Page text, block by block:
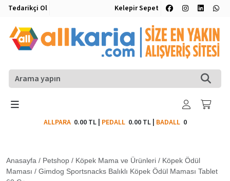
Tedarikçi Ol Kelepir Sepet
ALLPARA 0.00 TL| PEDALL 0.00 TL| BADALL0
Anasayfa / Petshop / Köpek Mama ve Ürünleri / Köpek Ödül
Maması / Gimdog Sportsnacks Balıklı Köpek Ödül Maması Tablet